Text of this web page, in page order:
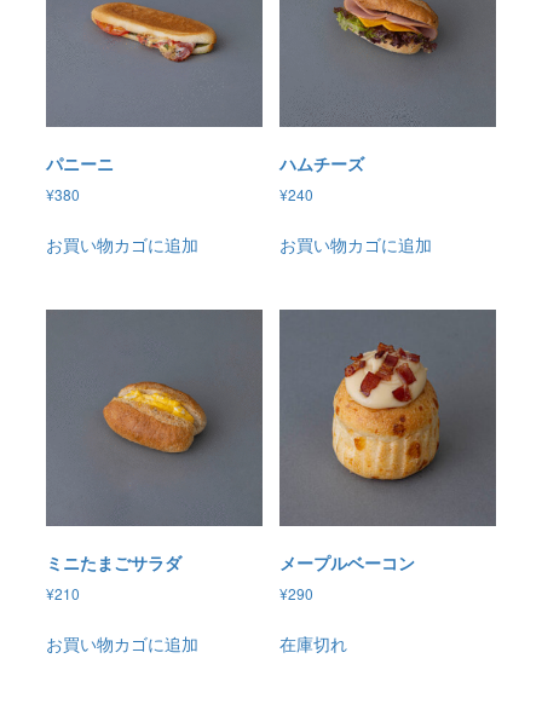
パニーニ
¥380
お買い物カゴに追加
ハムチーズ
¥240
お買い物カゴに追加
ミニたまごサラダ
¥210
お買い物カゴに追加
メープルベーコン
¥290
在庫切れ